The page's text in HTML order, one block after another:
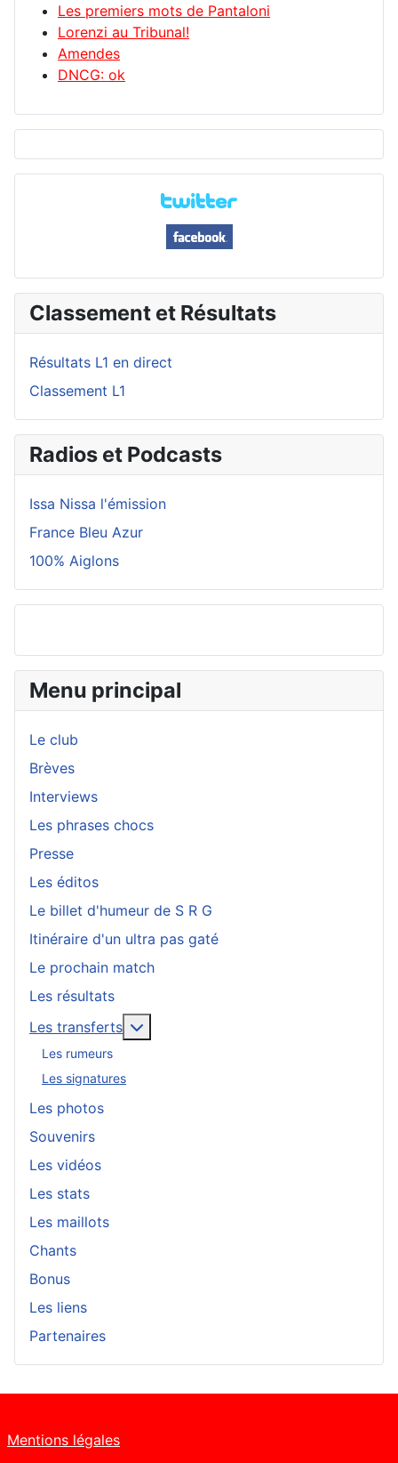
Les premiers mots de Pantaloni
Lorenzi au Tribunal!
Amendes
DNCG: ok
Classement et Résultats
Résultats L1 en direct
Classement L1
Radios et Podcasts
Issa Nissa l'émission
France Bleu Azur
100% Aiglons
Menu principal
Le club
Brèves
Interviews
Les phrases chocs
Presse
Les éditos
Le billet d'humeur de S R G
Itinéraire d'un ultra pas gaté
Le prochain match
Les résultats
Les transferts
Les rumeurs
Les signatures
Les photos
Souvenirs
Les vidéos
Les stats
Les maillots
Chants
Bonus
Les liens
Partenaires
Mentions légales